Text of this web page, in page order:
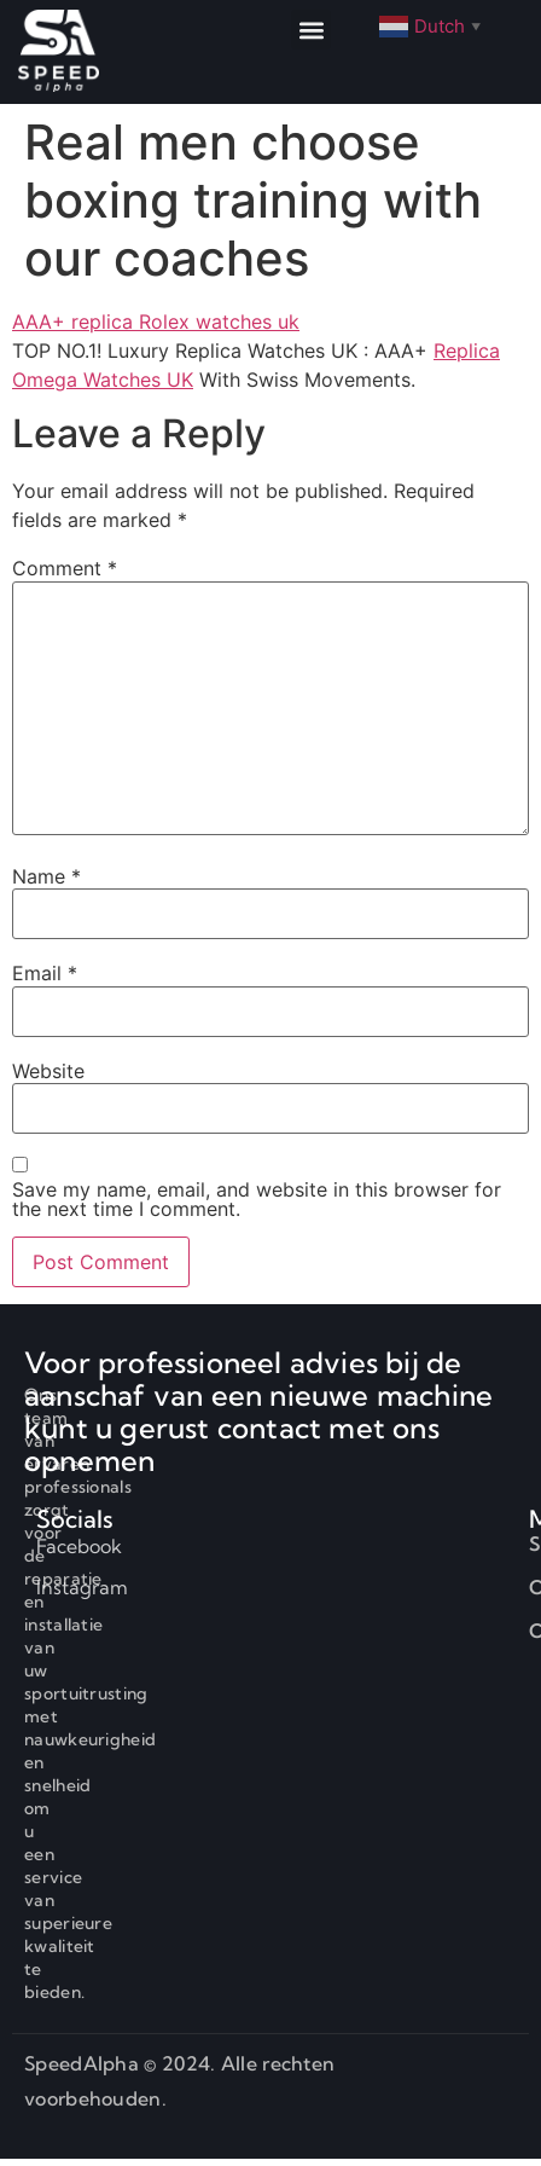
Dutch ▼
Real men choose
boxing training with
our coaches
AAA+ replica Rolex watches uk
TOP NO.1! Luxury Replica Watches UK : AAA+ Replica
Omega Watches UK With Swiss Movements.
Leave a Reply
Your email address will not be published. Required
fields are marked *
Comment *
Name *
Email *
Website
Save my name, email, and website in this browser for
the next time I comment.
Ons
team
van
ervaren
professionals
zorgt
voor
de
reparatie
en
installatie
van
uw
sportuitrusting
met
nauwkeurigheid
en
snelheid
om
u
een
service
van
superieure
kwaliteit
te
bieden.
Voor professioneel advies bij de
aanschaf van een nieuwe machine
kunt u gerust contact met ons
opnemen
Socials
Facebook
Instagram
SpeedAlpha © 2024. Alle rechten
voorbehouden.